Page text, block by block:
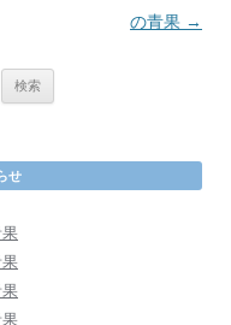
の青果 →
せ